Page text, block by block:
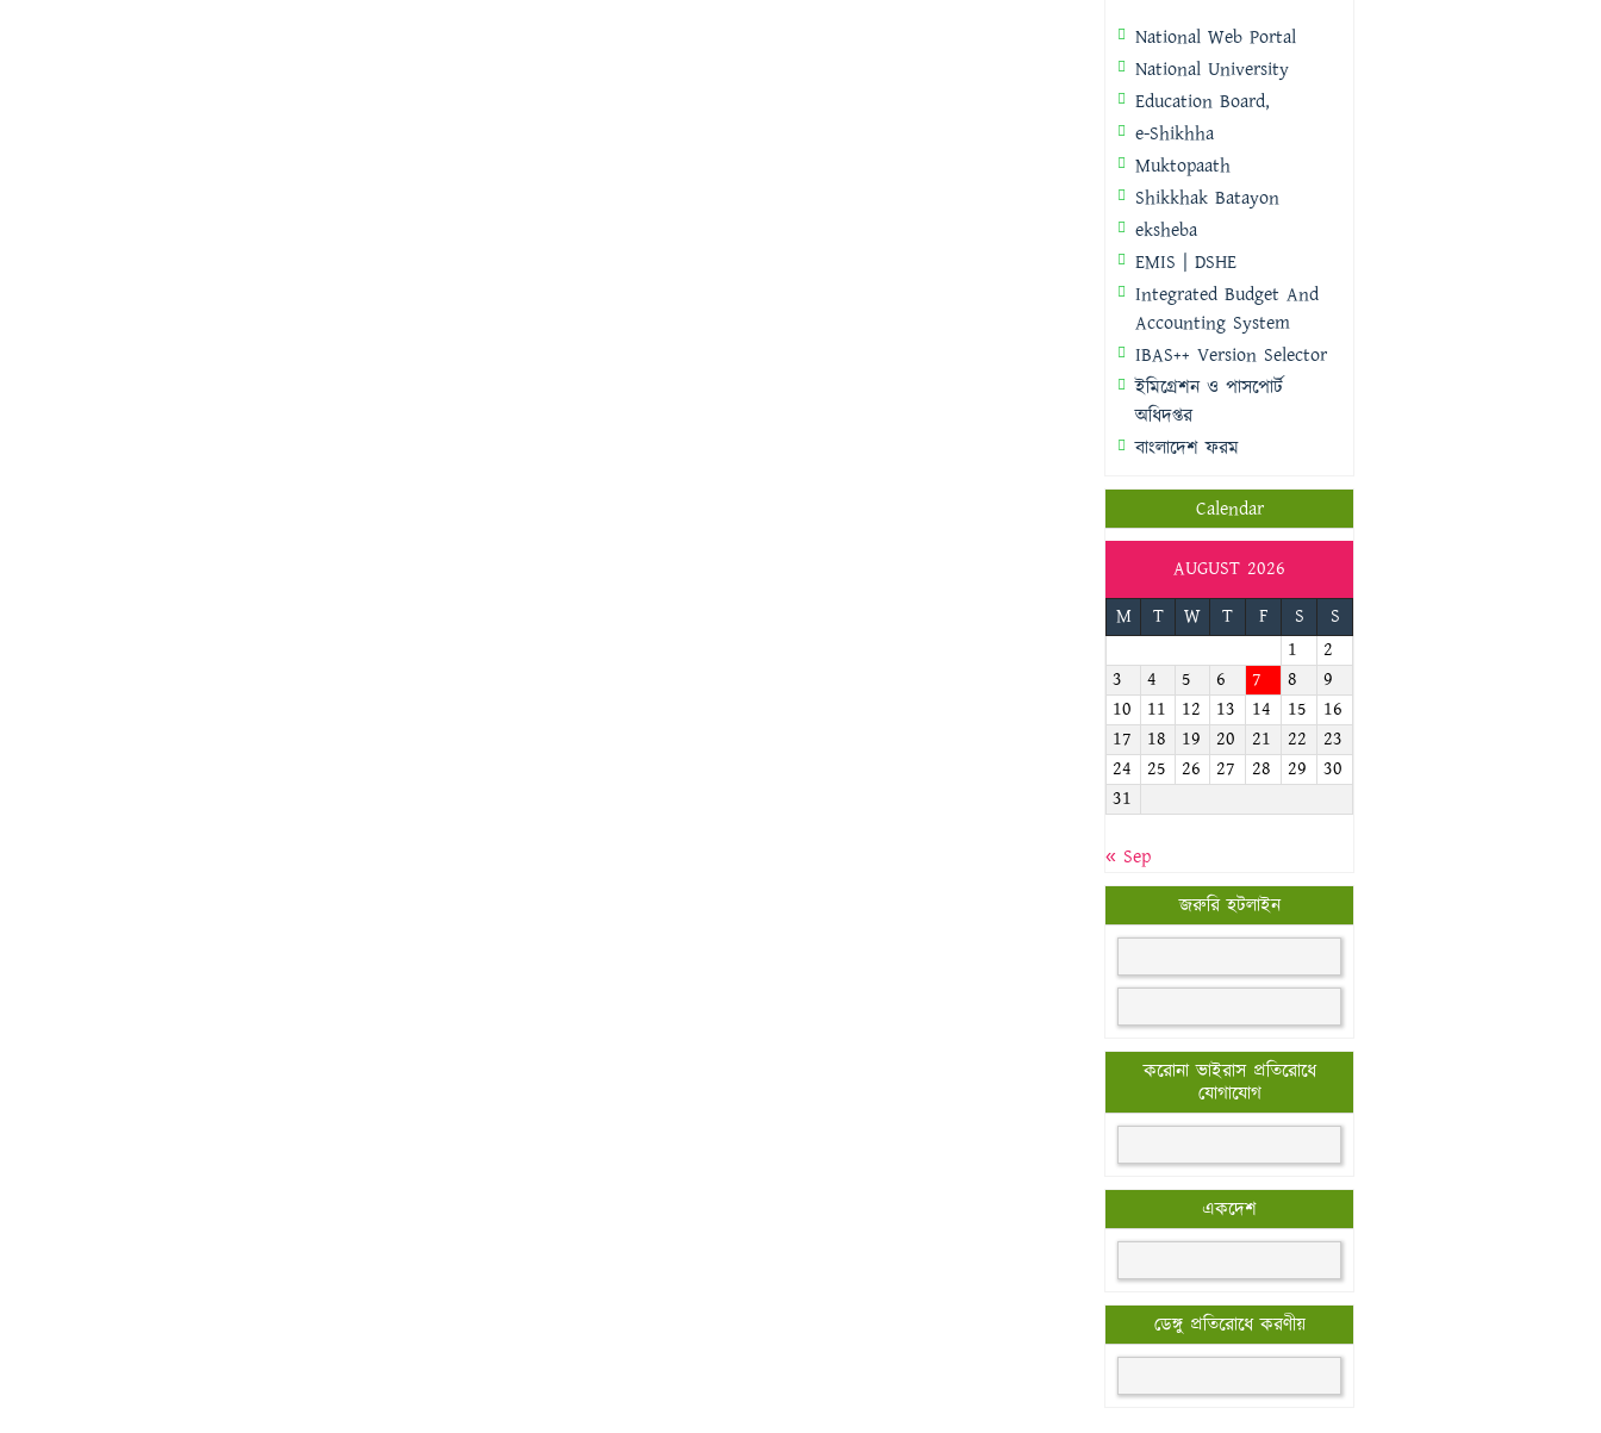
National Web Portal
National University
Education Board,
e-Shikhha
Muktopaath
Shikkhak Batayon
eksheba
EMIS | DSHE
Integrated Budget And
Accounting System
IBAS++ Version Selector
ইমিগ্রেশন ও পাসপোর্ট
অধিদপ্তর
বাংলাদেশ ফরম
Calendar
AUGUST 2026
M
T W T F S
S
1
2
3
4 5 6 7 8
9
10
11 12 13 14 15
16
17
18 19 20 21 22
23
24
25 26 27 28 29
30
31
« Sep
জরুরি হটলাইন
করোনা ভাইরাস প্রতিরোধে
যোগাযোগ
একদেশ
ডেঙ্গু প্রতিরোধে করণীয়